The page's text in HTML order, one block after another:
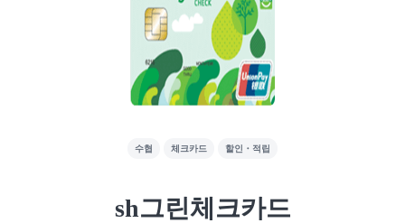
수협 체크카드 할인・적립
sh그린체크카드